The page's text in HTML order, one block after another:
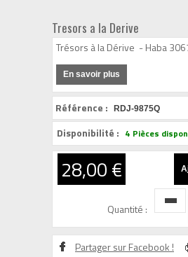
Tresors a la Derive
Trésors à la Dérive - Haba
En savoir plus
Référence : RDJ-9875Q
Disponibilité : 4 Pièces
28,00 €
Quantité :
Partager sur Facebook !